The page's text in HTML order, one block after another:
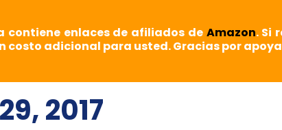
contiene enlaces de afiliados de Amazon. Si
costo adicional para usted. Gracias por
2017